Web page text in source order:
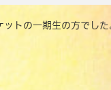
e
b
o
o
te
r
l
トの一期生の方でした